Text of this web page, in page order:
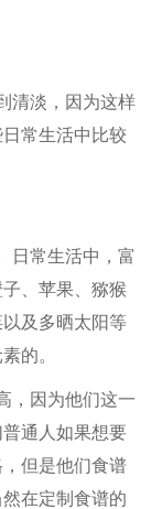
清淡，因为这样
常生活中比较
日常生活中，富
、苹果、猕猴
及多晒太阳等
的。
，因为他们这一
通人如果想要
但是他们食谱
在定制食谱的